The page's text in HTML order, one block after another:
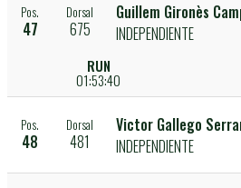
Pos.
47
Dorsal
675
Guillem Gironès
INDEPENDIENTE
RUN
01:53:40
Pos.
48
Dorsal
481
Victor Gallego
INDEPENDIENTE